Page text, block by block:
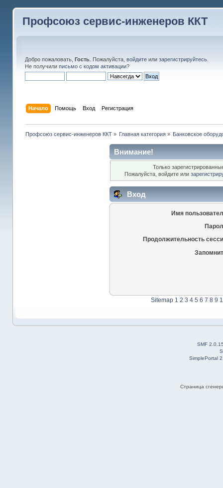
Профсоюз сервис-инженеров ККТ
Добро пожаловать, Гость. Пожалуйста, войдитеили зарегистрируйтесь.
Не получили письмо с кодом активации?
Начало Помощь Вход Регистрация
Профсоюз сервис-инженеров ККТ» Главная категория » Банковское
Внимание!
Только
Пожалуйста, войдите или
Вход
Имя
Продолжительность
Sitemap 1 2 3 4 5 6 7 8 9
SMF
SimplePortal
Страница